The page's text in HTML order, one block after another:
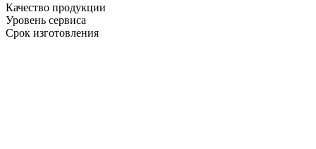
Качество продукции
Уровень сервиса
Срок изготовления